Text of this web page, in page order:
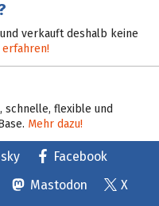
verkauft deshalb keine
erfahren!
schnelle, flexible und
Mehr dazu!
Facebook
Mastodon X